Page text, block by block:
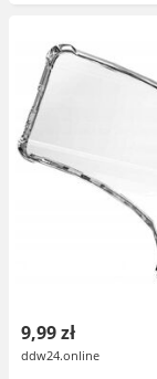
9,99 zł
ddw24.online